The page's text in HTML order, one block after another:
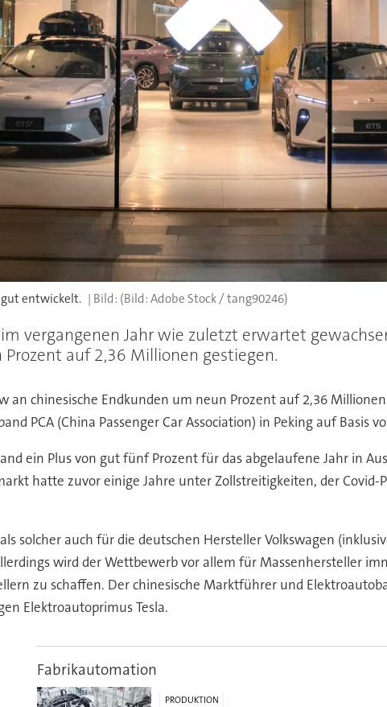
entwickelt. (Bild: Adobe Stock / tang90246)
vergangenen Jahr wie zuletzt erwartet
auf 2,36 Millionen gestiegen.
an chinesische Endkunden um neun Prozent auf 2,36
PCA (China Passenger Car Association) in Peking auf Basis
ein Plus von gut fünf Prozent für das abgelaufene Jahr in
hatte zuvor einige Jahre unter Zollstreitigkeiten, der
solcher auch für die deutschen Hersteller Volkswagen
wird der Wettbewerb vor allem für Massenhersteller
zu schaffen. Der chinesische Marktführer und
Elektroautoprimus Tesla.
Fabrikautomation
PRODUKTION